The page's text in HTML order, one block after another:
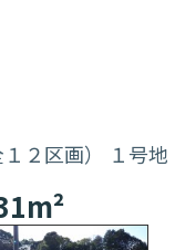
１２区画） １号地